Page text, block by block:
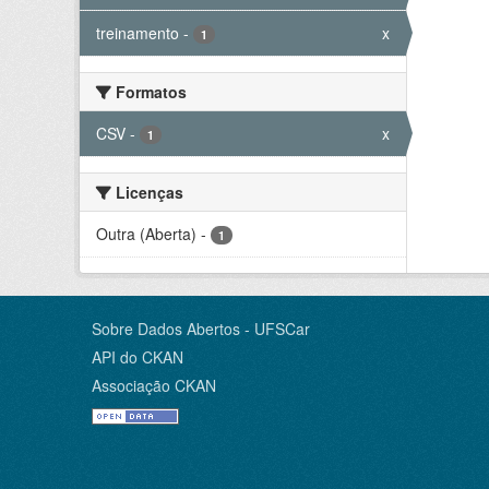
treinamento - 1 x
Formatos
CSV - 1 x
Licenças
Outra (Aberta) - 1
Sobre Dados Abertos - UFSCar
API do CKAN
Associação CKAN